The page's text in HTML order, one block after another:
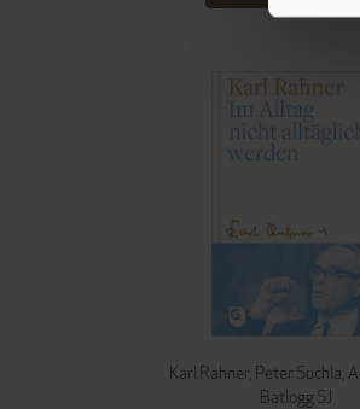
Karl Rahner, Peter Suchla,
Batlogg SJ